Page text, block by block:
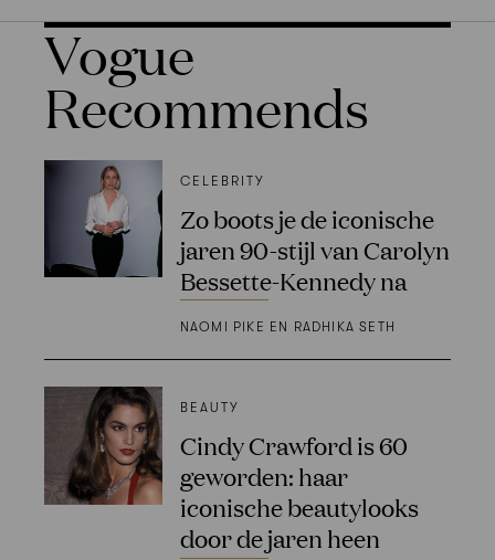
Vogue
Recommends
CELEBRITY
Zo boots je de iconische
jaren 90-stijl van Carolyn
Bessette-Kennedy na
NAOMI PIKE EN RADHIKA SETH
BEAUTY
Cindy Crawford is 60
geworden: haar
iconische beautylooks
door de jaren heen